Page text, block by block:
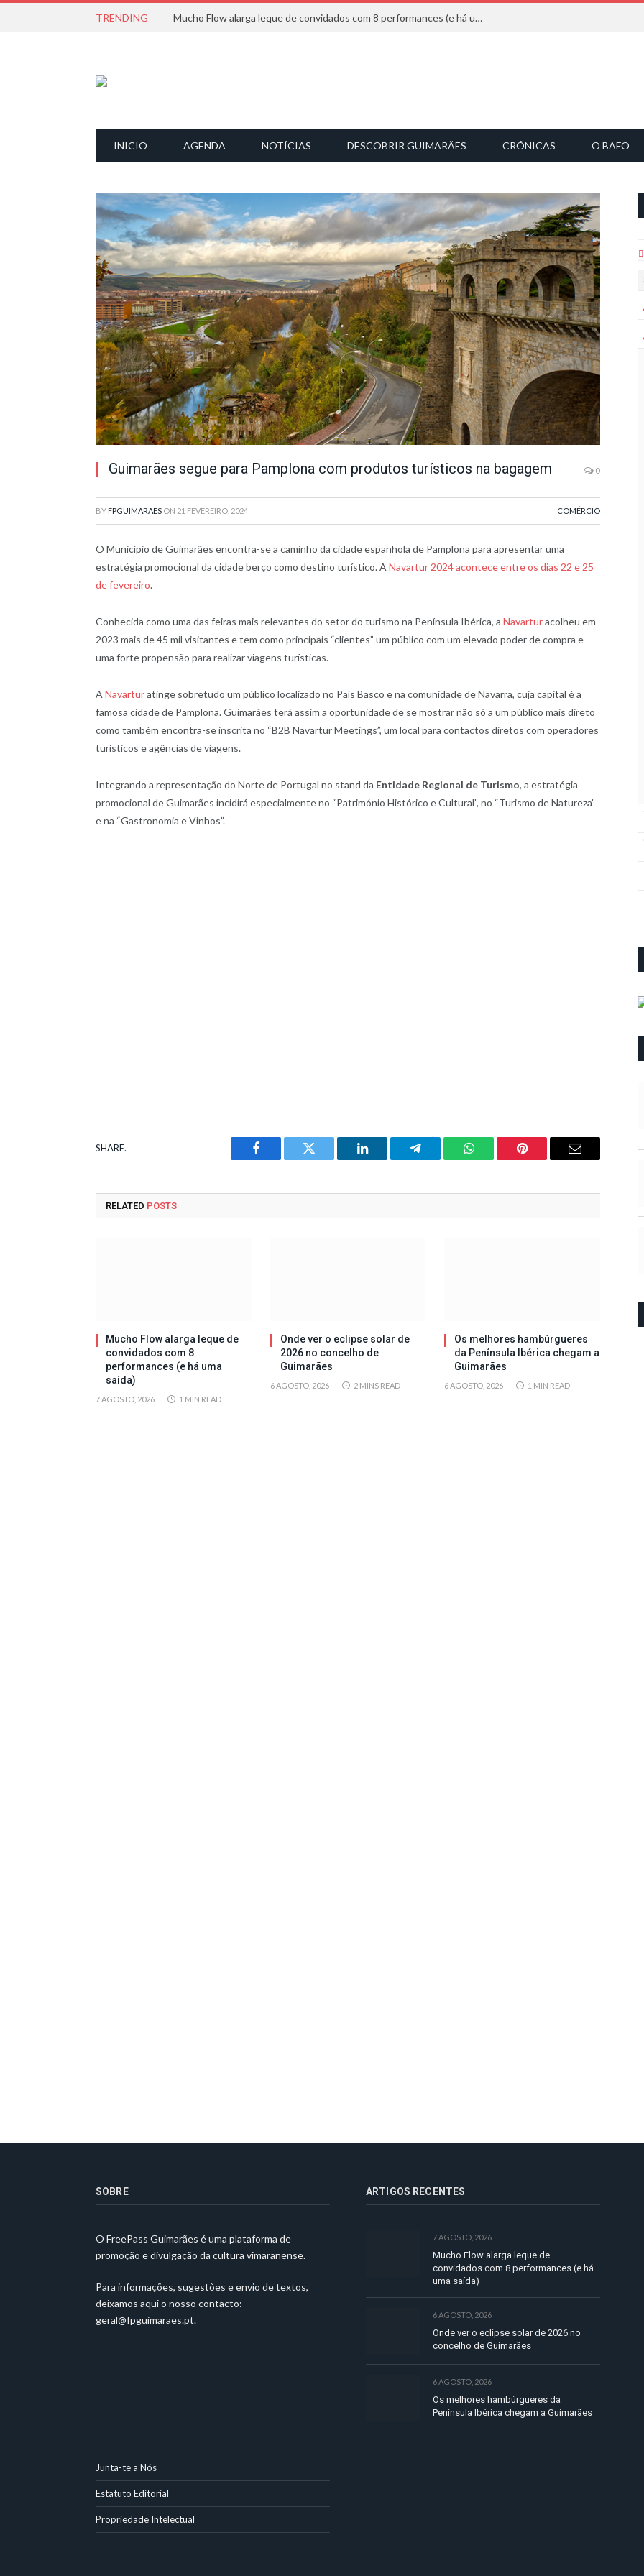
TRENDING Mucho Flow alarga leque de convidados com 8 performances (e há uma saída)
INICIO AGENDA NOTÍCIAS DESCOBRIR GUIMARÃES CRÓNICAS O BAFO
Guimarães segue para Pamplona com produtos turísticos na bagagem 0
BY FPGUIMARÃES ON 21 FEVEREIRO, 2024 COMÉRCIO
O Município de Guimarães encontra-se a caminho da cidade espanhola de Pamplona para apresentar uma
estratégia promocional da cidade berço como destino turístico. A Navartur 2024 acontece entre os dias 22 e 25
de fevereiro.
Conhecida como uma das feiras mais relevantes do setor do turismo na Península Ibérica, a Navarturacolheu em
2023 mais de 45 mil visitantes e tem como principais “clientes” um público com um elevado poder de compra e
uma forte propensão para realizar viagens turísticas.
A Navarturatinge sobretudo um público localizado no País Basco e na comunidade de Navarra, cuja capital é a
famosa cidade de Pamplona. Guimarães terá assim a oportunidade de se mostrar não só a um público mais direto
como também encontra-se inscrita no “B2B Navartur Meetings”, um local para contactos diretos com operadores
turísticos e agências de viagens.
Integrando a representação do Norte de Portugal no stand da Entidade Regional de Turismo, a estratégia
promocional de Guimarães incidirá especialmente no “Património Histórico e Cultural”, no “Turismo de Natureza”
e na “Gastronomia e Vinhos”.
SHARE.
Facebook Twitter LinkedIn Telegram WhatsAppPinterest Email
RELATED POSTS
Mucho Flow alarga leque de
convidados com 8
performances (e há uma
saída)
7 AGOSTO, 2026 1 MIN READ
Onde ver o eclipse solar de
2026 no concelho de
Guimarães
6 AGOSTO, 2026 2 MINS READ
Os melhores hambúrgueres
da Península Ibérica chegam a
Guimarães
6 AGOSTO, 2026 1 MIN READ
SOBRE
O FreePass Guimarães é uma plataforma de
promoção e divulgação da cultura vimaranense.
Para informações, sugestões e envio de textos,
deixamos aqui o nosso contacto:
geral@fpguimaraes.pt.
ARTIGOS RECENTES
7 AGOSTO, 2026
Mucho Flow alarga leque de
convidados com 8 performances (e há
uma saída)
6 AGOSTO, 2026
Onde ver o eclipse solar de 2026 no
concelho de Guimarães
6 AGOSTO, 2026
Os melhores hambúrgueres da
Península Ibérica chegam a Guimarães
Junta-te a Nós
Estatuto Editorial
Propriedade Intelectual